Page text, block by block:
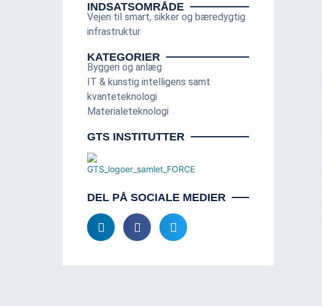
INDSATSOMRÅDE
Vejen til smart, sikker og bæredygtig
infrastruktur
KATEGORIER
Byggeri og anlæg
IT & kunstig intelligens samt
kvanteteknologi
Materialeteknologi
GTS INSTITUTTER
DEL PÅ SOCIALE MEDIER